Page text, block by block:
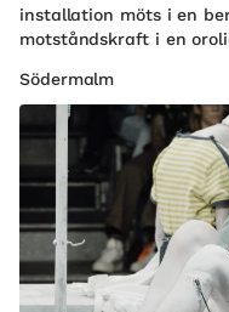
installation möts i en
motståndskraft i en
Södermalm